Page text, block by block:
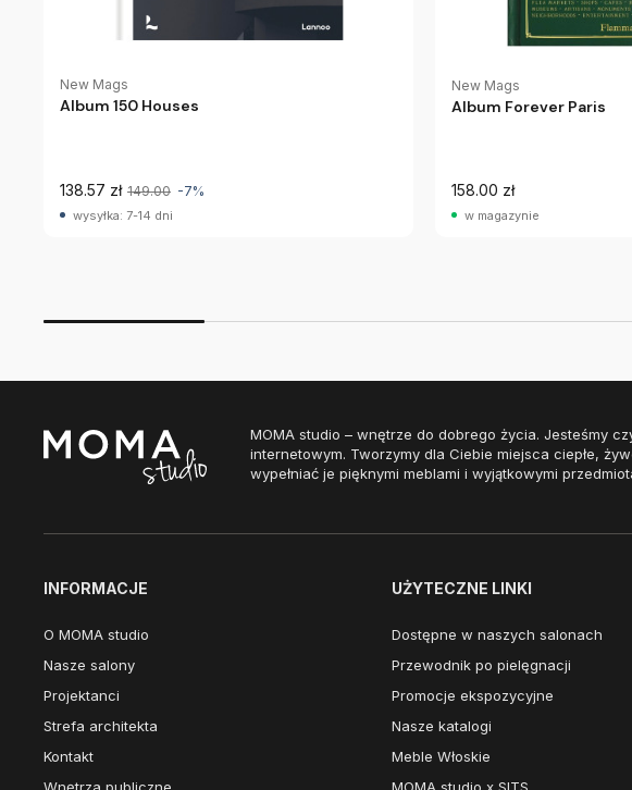
New Mags
Album 150 Houses
138.57 zł 149.00 -7%
wysyłka: 7-14 dni
New Mags
Album Forever Paris
158.00 zł
w magazynie
MOMA studio – wnętrze do dobrego życia. Jesteśmy
internetowym. Tworzymy dla Ciebie miejsca ciepłe,
wypełniać je pięknymi meblami i wyjątkowymi
INFORMACJE
O MOMA studio
Nasze salony
Projektanci
Strefa architekta
Kontakt
UŻYTECZNE LINKI
Dostępne w naszych salonach
Przewodnik po pielęgnacji
Promocje ekspozycyjne
Nasze katalogi
Meble Włoskie